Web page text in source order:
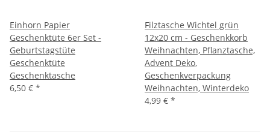
Einhorn Papier
Geschenktüte 6er Set -
Geburtstagstüte
Geschenktüte
Geschenktasche
6,50 € *
Filztasche Wichtel grün
12x20 cm - Geschenkkorb
Weihnachten, Pflanztasche,
Advent Deko,
Geschenkverpackung
Weihnachten, Winterdeko
4,99 € *